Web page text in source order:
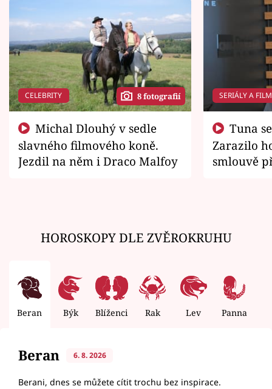
CELEBRITY 8 fotografií
slavného filmového koně.
Jezdil na něm i Draco Malfoy
SERIÁLY A
Zarazilo
smlouvě
HOROSKOPY DLE ZVĚROKRUHU
Beran Býk Blíženci Rak Lev Panna
Beran 6. 8. 2026
Berani, dnes se můžete cítit trochu bez inspirace.